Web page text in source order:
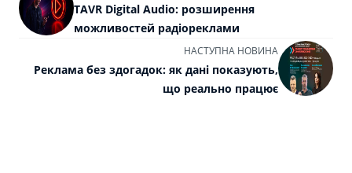
TAVR Digital Audio: розширення
можливостей радіореклами
НАСТУПНА НОВИНА
Реклама без здогадок: як дані показують,
що реально працює